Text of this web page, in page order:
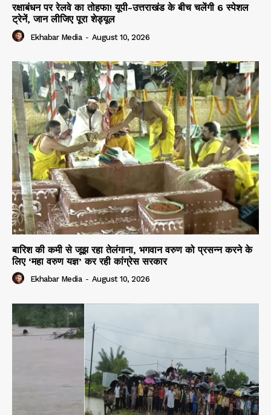
रक्षाबंधन पर रेलवे का तोहफा! यूपी-उत्तराखंड के बीच चलेंगी 6 स्पेशल
ट्रेनें, जान लीजिए पूरा शेड्यूल
Ekhabar Media - August 10, 2026
बारिश की कमी से जूझ रहा तेलंगाना, भगवान वरुण को प्रसन्न करने के
लिए ‘महा वरुण यज्ञ’ कर रही कांग्रेस सरकार
Ekhabar Media - August 10, 2026